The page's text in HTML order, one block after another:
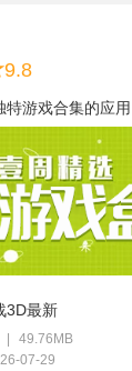
9.8
游戏合集的应用
3D最新
|
49.76MB
07-29